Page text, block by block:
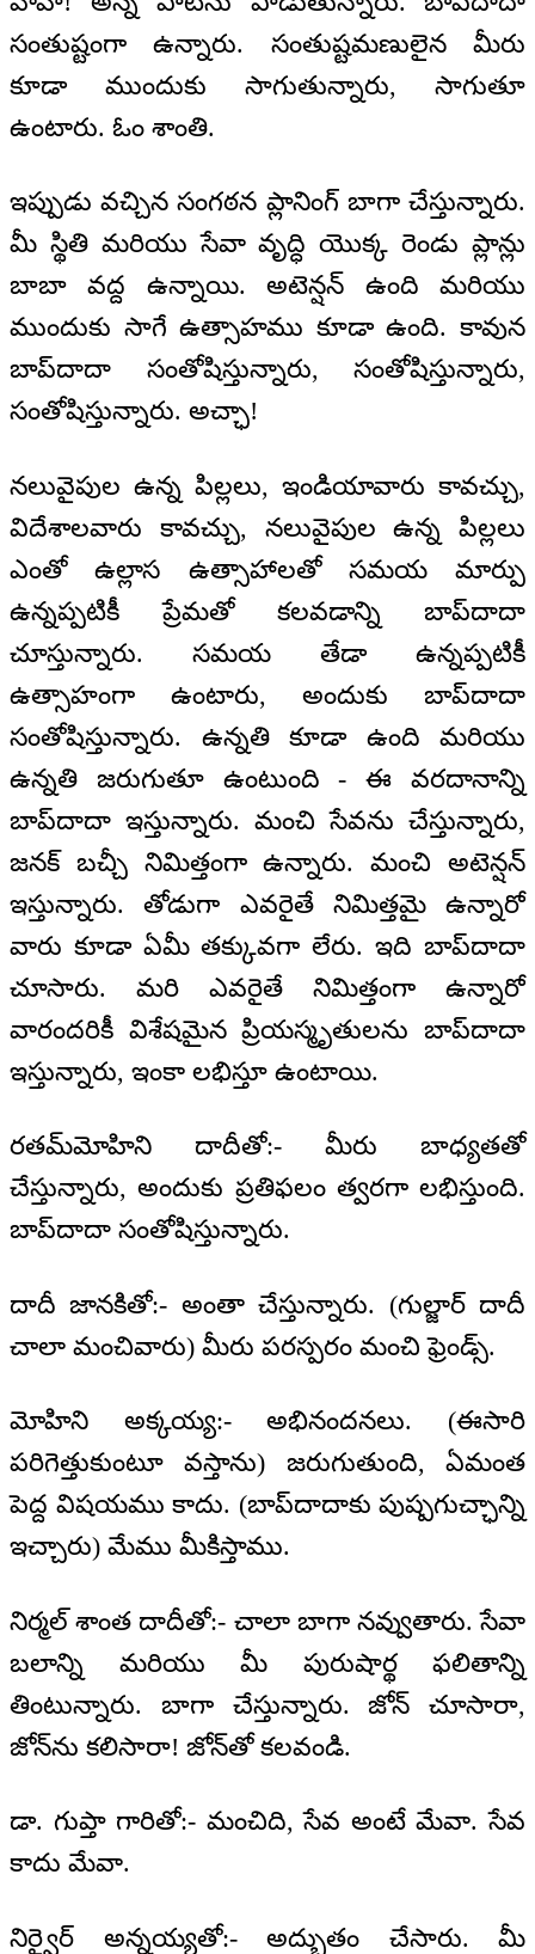
సంతుష్టంగా ఉన్నారు. సంతుష్టమణులైన మీరు
కూడా ముందుకు సాగుతున్నారు, సాగుతూ
ఉంటారు. ఓం శాంతి.
ఇప్పుడు వచ్చిన సంగఠన ప్లానింగ్ బాగా చేస్తున్నారు.
మీ స్థితి మరియు సేవా వృద్ధి యొక్క రెండు ప్లాన్లు
బాబా వద్ద ఉన్నాయి. అటెన్షన్ ఉంది మరియు
ముందుకు సాగే ఉత్సాహము కూడా ఉంది. కావున
బాప్‌దాదా సంతోషిస్తున్నారు, సంతోషిస్తున్నారు,
సంతోషిస్తున్నారు. అచ్ఛా!
నలువైపుల ఉన్న పిల్లలు, ఇండియావారు కావచ్చు,
విదేశాలవారు కావచ్చు, నలువైపుల ఉన్న పిల్లలు
ఎంతో ఉల్లాస ఉత్సాహాలతో సమయ మార్పు
ఉన్నప్పటికీ ప్రేమతో కలవడాన్ని బాప్‌దాదా
చూస్తున్నారు. సమయ తేడా ఉన్నప్పటికీ
ఉత్సాహంగా ఉంటారు, అందుకు బాప్‌దాదా
సంతోషిస్తున్నారు. ఉన్నతి కూడా ఉంది మరియు
ఉన్నతి జరుగుతూ ఉంటుంది - ఈ వరదానాన్ని
బాప్‌దాదా ఇస్తున్నారు. మంచి సేవను చేస్తున్నారు,
జనక్ బచ్చీ నిమిత్తంగా ఉన్నారు. మంచి అటెన్షన్
ఇస్తున్నారు. తోడుగా ఎవరైతే నిమిత్తమై ఉన్నారో
వారు కూడా ఏమీ తక్కువగా లేరు. ఇది బాప్‌దాదా
చూసారు. మరి ఎవరైతే నిమిత్తంగా ఉన్నారో
వారందరికీ విశేషమైన ప్రియస్మృతులను బాప్‌దాదా
ఇస్తున్నారు, ఇంకా లభిస్తూ ఉంటాయి.
రతమ్‌మోహిని దాదీతో:- మీరు బాధ్యతతో
చేస్తున్నారు, అందుకు ప్రతిఫలం త్వరగా లభిస్తుంది.
బాప్‌దాదా సంతోషిస్తున్నారు.
దాదీ జానకితో:- అంతా చేస్తున్నారు. (గుల్జార్ దాదీ
చాలా మంచివారు) మీరు పరస్పరం మంచి ఫ్రెండ్స్.
మోహిని అక్కయ్య:- అభినందనలు. (ఈసారి
పరిగెత్తుకుంటూ వస్తాను) జరుగుతుంది, ఏమంత
పెద్ద విషయము కాదు. (బాప్‌దాదాకు పుష్పగుచ్ఛాన్ని
ఇచ్చారు) మేము మీకిస్తాము.
నిర్మల్ శాంత దాదీతో:- చాలా బాగా నవ్వుతారు. సేవా
బలాన్ని మరియు మీ పురుషార్థ ఫలితాన్ని
తింటున్నారు. బాగా చేస్తున్నారు. జోన్ చూసారా,
జోన్‌ను కలిసారా! జోన్‌తో కలవండి.
డా. గుప్తా గారితో:- మంచిది, సేవ అంటే మేవా. సేవ
కాదు మేవా.
నిర్వైర్ అన్నయ్యతో:- అద్భుతం చేసారు. మీ